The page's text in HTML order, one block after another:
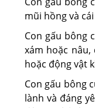
mũi hồng và
Con gấu bông
xám hoặc
hoặc động vật
Con gấu bông
lành và đáng